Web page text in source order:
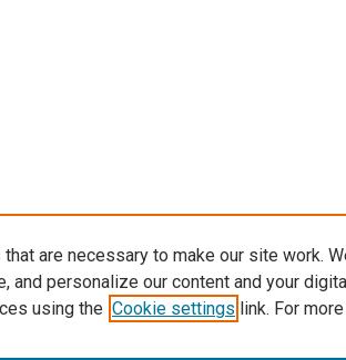
are necessary to make our site work.
and personalize our content and your
using the Cookie settings link. For